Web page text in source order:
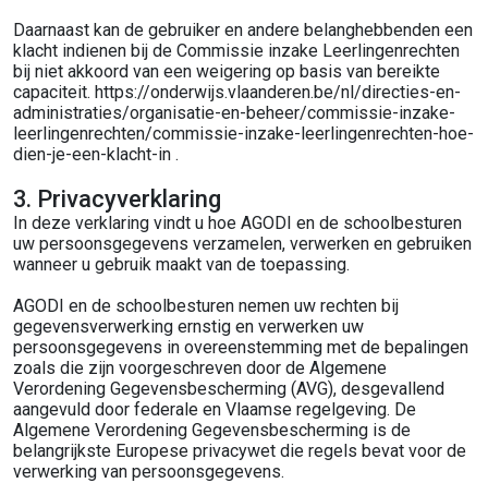
Daarnaast kan de gebruiker en andere belanghebbenden een
klacht indienen bij de Commissie inzake Leerlingenrechten
bij niet akkoord van een weigering op basis van bereikte
capaciteit. https://onderwijs.vlaanderen.be/nl/directies-en-
administraties/organisatie-en-beheer/commissie-inzake-
leerlingenrechten/commissie-inzake-leerlingenrechten-hoe-
dien-je-een-klacht-in .
3. Privacyverklaring
In deze verklaring vindt u hoe AGODI en de schoolbesturen
uw persoonsgegevens verzamelen, verwerken en gebruiken
wanneer u gebruik maakt van de toepassing.
AGODI en de schoolbesturen nemen uw rechten bij
gegevensverwerking ernstig en verwerken uw
persoonsgegevens in overeenstemming met de bepalingen
zoals die zijn voorgeschreven door de Algemene
Verordening Gegevensbescherming (AVG), desgevallend
aangevuld door federale en Vlaamse regelgeving. De
Algemene Verordening Gegevensbescherming is de
belangrijkste Europese privacywet die regels bevat voor de
verwerking van persoonsgegevens.